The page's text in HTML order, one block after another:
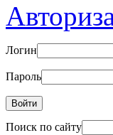
Логин
Пароль
Войти
Поиск по сайту